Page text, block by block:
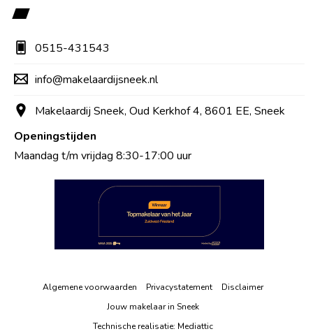
0515-431543
info@makelaardijsneek.nl
Makelaardij Sneek, Oud Kerkhof 4, 8601 EE, Sneek
Openingstijden
Maandag t/m vrijdag 8:30-17:00 uur
Algemene voorwaarden Privacystatement
Disclaimer
Jouw makelaar in Sneek
Technische realisatie: Mediattic